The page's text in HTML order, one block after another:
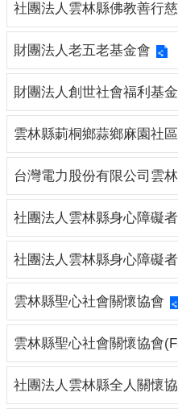
網
站
覽
回
首
頁
雲
林
縣
政
府
林
縣
政
府
社
會
社團法人雲林縣佛教善行
財團法人老五老基金會
財團法人創世社會福利基
雲林縣莿桐鄉蒜鄉麻園社
台灣電力股份有限公司雲
社團法人雲林縣身心障礙
社團法人雲林縣身心障礙
雲林縣聖心社會關懷協會
雲林縣聖心社會關懷協會
社團法人雲林縣全人關懷